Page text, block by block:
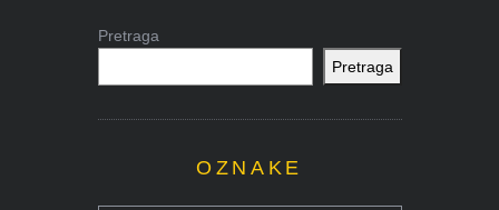
Pretraga
Pretraga
OZNAKE